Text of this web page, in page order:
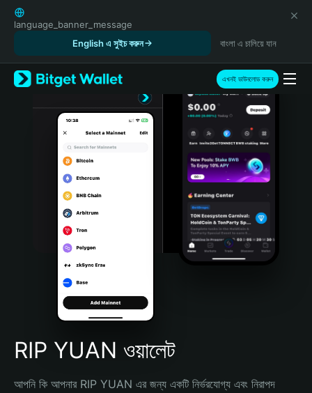
English
日本語
Русский
Español (Latinoamérica)
Türkçe
Português (Portugal)
Bahasa Indonesia
Português (Brasil)
Español (Argentina)
language_banner_message
English এ সুইচ করুন
বাংলা এ চালিয়ে যান
এখনই ডাউনলোড করুন
RIP YUAN ওয়ালেট
আপনি কি আপনার RIP YUAN এর জন্য একটি নির্ভরযোগ্য এবং নিরাপদ